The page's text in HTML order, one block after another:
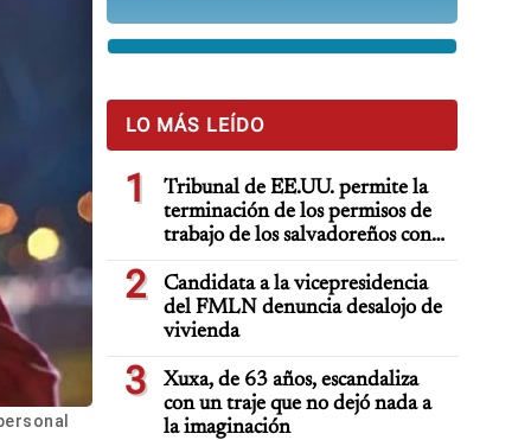
LO MÁS LEÍDO
1
Tribunal de EE.UU. permite la
terminación de los permisos de
trabajo de los salvadoreños con
TPS
2
Candidata a la vicepresidencia
del FMLN denuncia desalojo de
vivienda
3
Xuxa, de 63 años, escandaliza
con un traje que no dejó nada a
la imaginación